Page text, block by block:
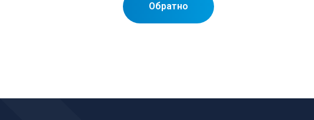
Обратно